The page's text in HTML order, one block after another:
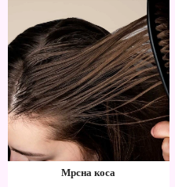
Мрсна коса